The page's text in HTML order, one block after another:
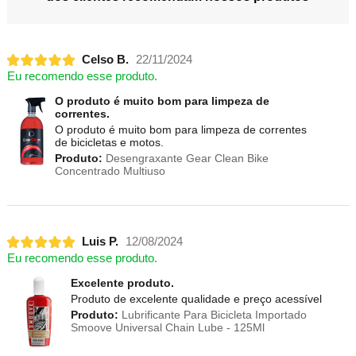
Celso B.
22/11/2024
Eu recomendo esse produto.
O produto é muito bom para limpeza de
correntes.
O produto é muito bom para limpeza de correntes
de bicicletas e motos.
Produto: Desengraxante Gear Clean Bike
Concentrado Multiuso
Luis P.
12/08/2024
Eu recomendo esse produto.
Excelente produto.
Produto de excelente qualidade e preço acessível
Produto: Lubrificante Para Bicicleta Importado
Smoove Universal Chain Lube - 125Ml